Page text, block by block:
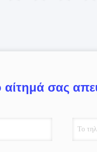
αίτημά σας